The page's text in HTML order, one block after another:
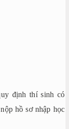
định thí sinh có
hồ sơ nhập học